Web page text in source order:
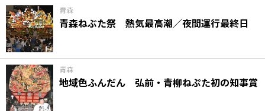
青森
青森ねぶた祭 熱気最高潮／夜間運行最終日
青森
地域色ふんだん 弘前・青柳ねぷた初の知事賞